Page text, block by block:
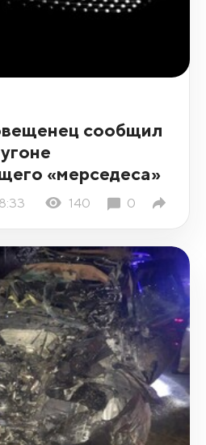
сообщил
«мерседеса»
140 0